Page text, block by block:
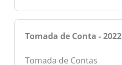
Tomada de Conta - 2022
Tomada de Contas